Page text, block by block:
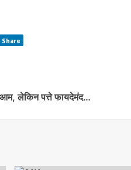
Share
लेकिन पत्ते फायदेमंद…